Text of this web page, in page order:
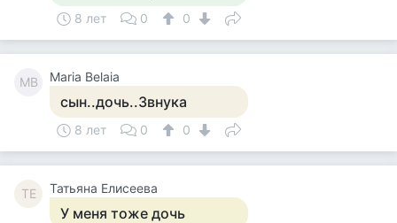
8 лет 0 0
MB Maria Belaia
сын..дочь..3внука
8 лет 0 0
ТЕ Татьяна Елисеева
У меня тоже дочь